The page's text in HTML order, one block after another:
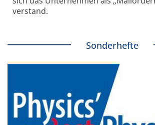
verstand.
Sonderhefte